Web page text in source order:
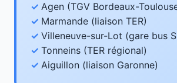
Agen (TGV Bordeaux-
Marmande (liaison TER)
Villeneuve-sur-Lot (gare bus
Tonneins (TER régional)
Aiguillon (liaison Garonne)